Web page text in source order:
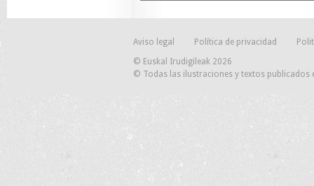
Aviso legal Política de privacidad
© Euskal Irudigileak 2026
© Todas las ilustraciones y textos publicados